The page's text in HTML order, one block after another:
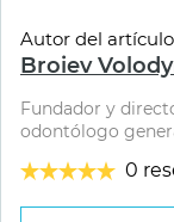
Autor del
Broiev
Fundador y
odontólogo
0